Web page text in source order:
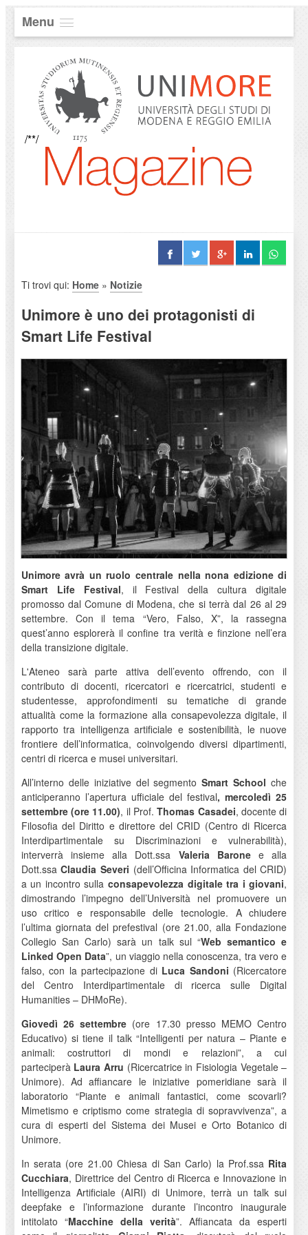
Menu
/**/
Ti trovi qui: Home» Notizie
Unimore è uno dei protagonisti di
Smart Life Festival
Unimore avrà un ruolo centrale nella nona edizione di
Smart Life Festival, il Festival della cultura digitale
promosso dal Comune di Modena, che si terrà dal 26 al 29
settembre. Con il tema “Vero, Falso, X”, la rassegna
quest’anno esplorerà il confine tra verità e finzione nell’era
della transizione digitale.
L'Ateneo sarà parte attiva dell’evento offrendo, con il
contributo di docenti, ricercatori e ricercatrici, studenti e
studentesse, approfondimenti su tematiche di grande
attualità come la formazione alla consapevolezza digitale, il
rapporto tra intelligenza artificiale e sostenibilità, le nuove
frontiere dell’informatica, coinvolgendo diversi dipartimenti,
centri di ricerca e musei universitari.
All’interno delle iniziative del segmento Smart School che
anticiperanno l’apertura ufficiale del festival, mercoledì 25
settembre (ore 11.00), il Prof.Thomas Casadei, docente di
Filosofia del Diritto e direttore del CRID (Centro di Ricerca
Interdipartimentale su Discriminazioni e vulnerabilità),
interverrà insieme alla Dott.ssa Valeria Baronee alla
Dott.ssaClaudia Severi (dell’Officina Informatica del CRID)
a un incontro sulla consapevolezza digitale tra i giovani,
dimostrando l’impegno dell’Università nel promuovere un
uso critico e responsabile delle tecnologie. A chiudere
l’ultima giornata del prefestival (ore 21.00, alla Fondazione
Collegio San Carlo) sarà un talk sul “Web semantico e
Linked Open Data”, un viaggio nella conoscenza, tra vero e
falso, con la partecipazione di Luca Sandoni (Ricercatore
del Centro Interdipartimentale di ricerca sulle Digital
Humanities – DHMoRe).
Giovedì 26 settembre (ore 17.30 presso MEMO Centro
Educativo) si tiene il talk “Intelligenti per natura – Piante e
animali: costruttori di mondi e relazioni”, a cui
parteciperà Laura Arru (Ricercatrice in Fisiologia Vegetale –
Unimore). Ad affiancare le iniziative pomeridiane sarà il
laboratorio “Piante e animali fantastici, come scovarli?
Mimetismo e criptismo come strategia di sopravvivenza”, a
cura di esperti del Sistema dei Musei e Orto Botanico di
Unimore.
In serata (ore 21.00 Chiesa di San Carlo) la Prof.ssa Rita
Cucchiara, Direttrice del Centro di Ricerca e Innovazione in
Intelligenza Artificiale (AIRI) di Unimore, terrà un talk sui
deepfake e l’informazione durante l’incontro inaugurale
intitolato “Macchine della verità”. Affiancata da esperti